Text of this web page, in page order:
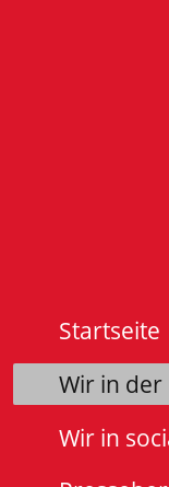
Startseite
Wir in der
Wir in